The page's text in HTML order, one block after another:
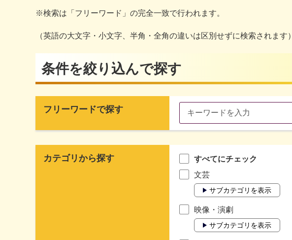
※検索は「フリーワード」の完全一致で行われます。
（英語の大文字・小文字、半角・全角の違いは区別せずに検索されます）
条件を絞り込んで探す
フリーワードで探す
カテゴリから探す
すべてにチェック
文芸
サブカテゴリを表示
映像・演劇
サブカテゴリを表示